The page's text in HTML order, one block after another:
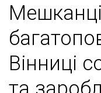
Вінниці